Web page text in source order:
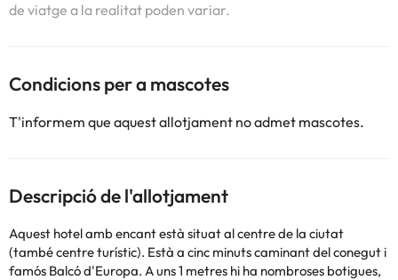
de viatge a la realitat poden variar.
Condicions per a mascotes
T'informem que aquest allotjament no admet mascotes.
Descripció de l'allotjament
Aquest hotel amb encant està situat al centre de la ciutat
(també centre turístic). Està a cinc minuts caminant del conegut i
famós Balcó d'Europa. A uns 1 metres hi ha nombroses botigues,